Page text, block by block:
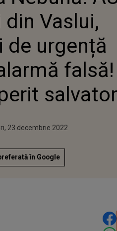
DESCOPERIT SALVATORII
Vaslui,
de urgență
falsă!
decembrie 2021
23 decembrie 2022
în Google